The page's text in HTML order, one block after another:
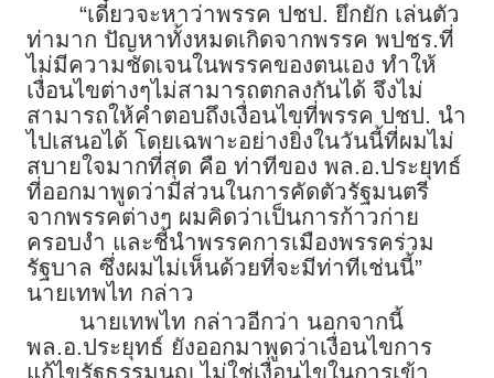
“เดี๋ยวจะหาว่าพรรค ปชป. ยึกยัก เล่นตัว
ท่ามาก ปัญหาทั้งหมดเกิดจากพรรค พปชร.ที่
ไม่มีความชัดเจนในพรรคของตนเอง ทำให้
เงื่อนไขต่างๆไม่สามารถตกลงกันได้ จึงไม่
สามารถให้คำตอบถึงเงื่อนไขที่พรรค ปชป. นำ
ไปเสนอได้ โดยเฉพาะอย่างยิ่งในวันนี้ที่ผมไม่
สบายใจมากที่สุด คือ ท่าทีของ พล.อ.ประยุทธ์
ที่ออกมาพูดว่ามีส่วนในการคัดตัวรัฐมนตรี
จากพรรคต่างๆ ผมคิดว่าเป็นการก้าวก่าย
ครอบงำ และชี้นำพรรคการเมืองพรรคร่วม
รัฐบาล ซึ่งผมไม่เห็นด้วยที่จะมีท่าทีเช่นนี้”
นายเทพไท กล่าว
นายเทพไท กล่าวอีกว่า นอกจากนี้
พล.อ.ประยุทธ์ ยังออกมาพูดว่าเงื่อนไขการ
แก้ไขรัฐธรรมนูญ ไม่ใช่เงื่อนไขในการเข้า